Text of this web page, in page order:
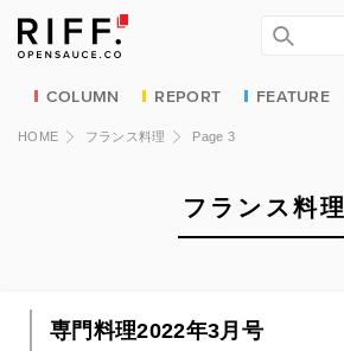
COLUMN REPORT FEATURE
HOME フランス料理 Page 3
フランス料理
専門料理2022年3月号